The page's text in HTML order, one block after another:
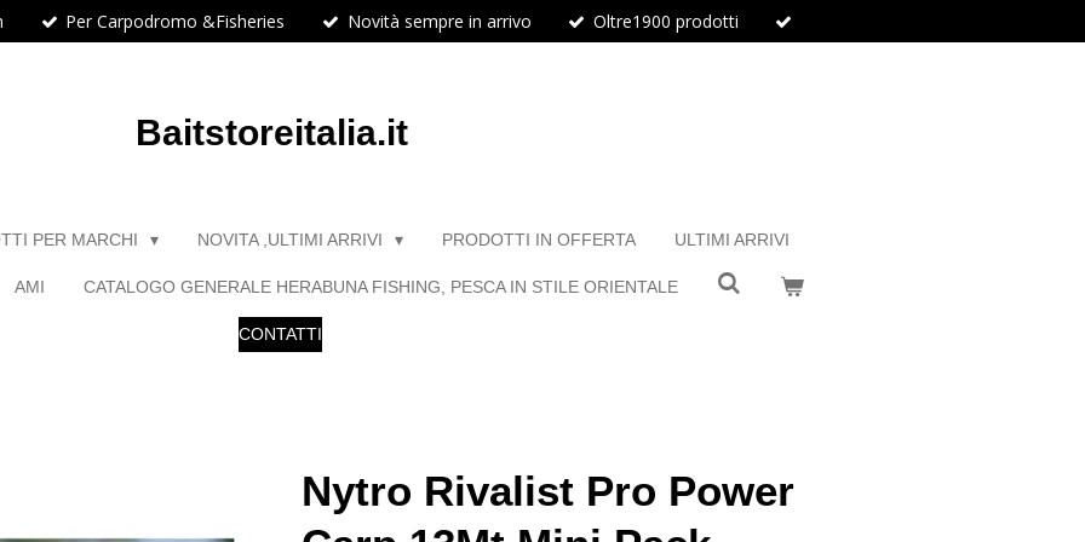
Per Carpodromo &Fisheries Novità sempre in arrivo Oltre1900 prodotti
Baitstoreitalia.it
PER MARCHI NOVITA ,ULTIMI ARRIVI PRODOTTI IN OFFERTA ULTIMI ARRIVI
AMI CATALOGO GENERALE HERABUNA FISHING, PESCA IN STILE ORIENTALE
CONTATTI
Nytro Rivalist Pro Power